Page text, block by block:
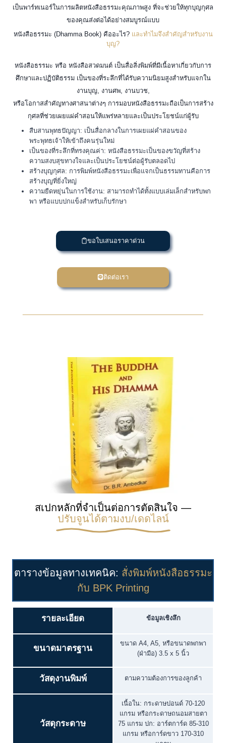
เป็นพาร์ทเนอร์ในการผลิตหนังสือธรรมะคุณภาพสูง ที่จะช่วยให้ทุกบุญกุศล
ของคุณส่งต่อได้อย่างสมบูรณ์แบบ
หนังสือธรรมะ (Dhamma Book) คืออะไร? และทำไมจึงสำคัญสำหรับงาน
บุญ?
หนังสือธรรมะ หรือ หนังสือสวดมนต์ เป็นสื่อสิ่งพิมพ์ที่มีเนื้อหาเกี่ยวกับการ
ศึกษาและปฏิบัติธรรม เป็นของที่ระลึกที่ได้รับความนิยมสูงสำหรับแจกใน
งานบุญ, งานศพ, งานบวช,
หรือโอกาสสำคัญทางศาสนาต่างๆ การมอบหนังสือธรรมะถือเป็นการสร้าง
กุศลที่ช่วยเผยแผ่คำสอนให้แพร่หลายและเป็นประโยชน์แก่ผู้รับ
สืบสานพุทธปัญญา: เป็นสื่อกลางในการเผยแผ่คำสอนของ
พระพุทธเจ้าให้เข้าถึงคนรุ่นใหม่
เป็นของที่ระลึกที่ทรงคุณค่า: หนังสือธรรมะเป็นของขวัญที่สร้าง
ความสงบสุขทางใจและเป็นประโยชน์ต่อผู้รับตลอดไป
สร้างบุญกุศล: การพิมพ์หนังสือธรรมะเพื่อแจกเป็นธรรมทานคือการ
สร้างบุญที่ยิ่งใหญ่
ความยืดหยุ่นในการใช้งาน: สามารถทำได้ทั้งแบบเล่มเล็กสำหรับพก
พา หรือแบบปกแข็งสำหรับเก็บรักษา
ขอใบเสนอราคาด่วน
ติดต่อเรา
สเปกหลักที่จำเป็นต่อการตัดสินใจ —
ปรับจูนได้ตามงบ/เดดไลน์
ตารางข้อมูลทางเทคนิค: สั่งพิมพ์หนังสือธรรมะ
กับ BPK Printing
รายละเอียด ข้อมูลเชิงลึก
ขนาดมาตรฐาน
ขนาด A4, A5, หรือขนาดพกพา
(ฝ่ามือ) 3.5 x 5 นิ้ว
วัสดุงานพิมพ์ ตามความต้องการของลูกค้า
วัสดุกระดาษ
เนื้อใน: กระดาษปอนด์ 70-120
แกรม หรือกระดาษถนอมสายตา
75 แกรม ปก: อาร์ตการ์ด 85-310
แกรม หรือการ์ดขาว 170-310